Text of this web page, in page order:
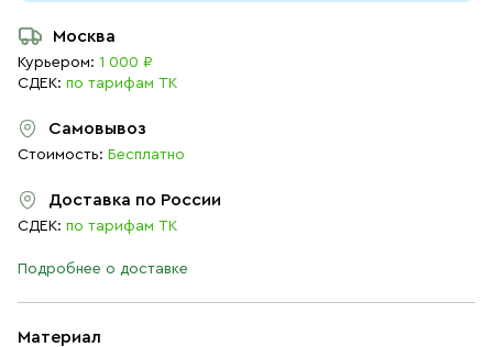
Материал
Москва
Курьером: 1 000 ₽
СДЕК: по тарифам ТК
Самовывоз
Стоимость: Бесплатно
Доставка по России
СДЕК: по тарифам ТК
Подробнее о доставке